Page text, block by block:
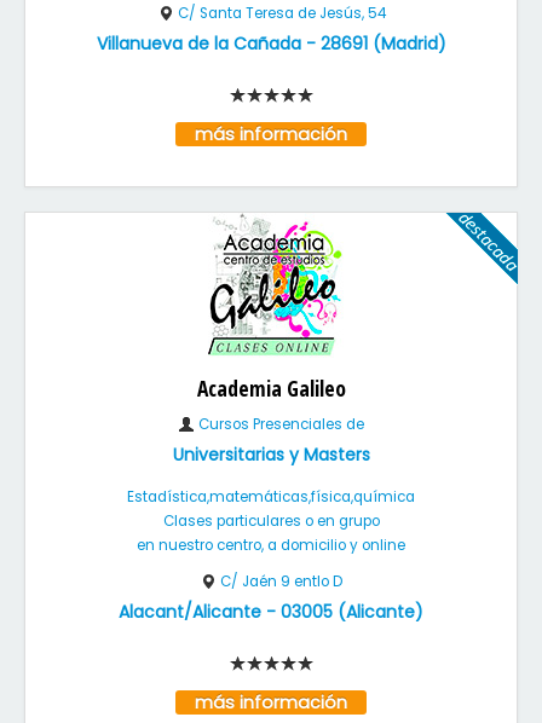
C/ Santa Teresa de Jesús, 54
Villanueva de la Cañada- 28691(Madrid)
más información
Academia Galileo
Cursos Presenciales de
Universitarias y Masters
Estadística,matemáticas,física,química
Clases particulares o en grupo
en nuestro centro, a domicilio y online
C/ Jaén 9 entlo D
Alacant/Alicante - 03005 (Alicante)
más información